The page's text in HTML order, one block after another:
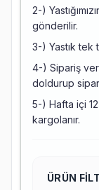
2-)
gönderilir.
3-) Yastık tek
4-) Sipariş
doldurup
5-) Hafta içi
kargolanır.
ÜRÜN